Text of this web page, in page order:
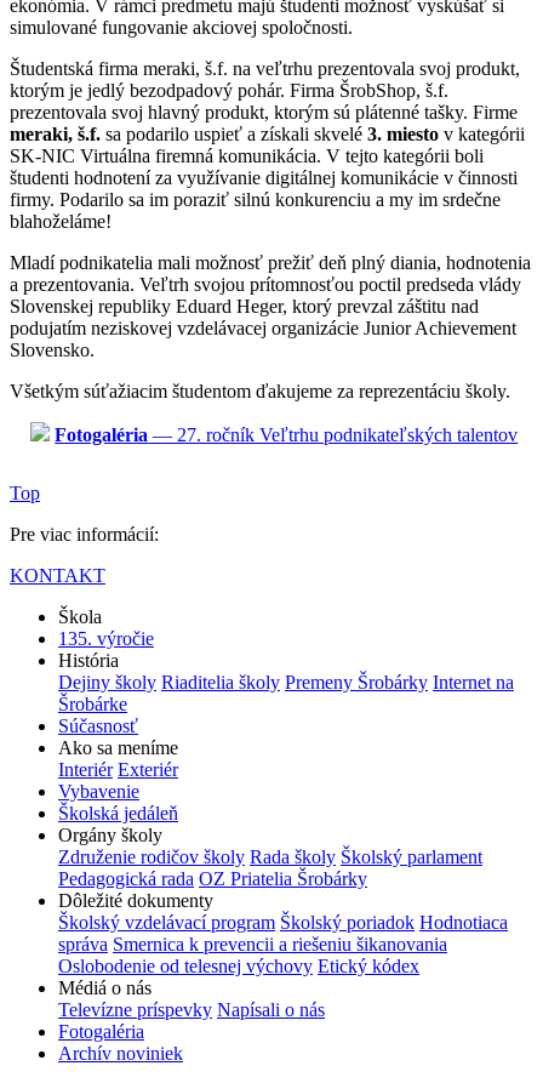
ekonómia. V rámci predmetu majú študenti možnosť vyskúšať si
simulované fungovanie akciovej spoločnosti.
Študentská firma meraki, š.f. na veľtrhu prezentovala svoj produkt,
ktorým je jedlý bezodpadový pohár. Firma ŠrobShop, š.f.
prezentovala svoj hlavný produkt, ktorým sú plátenné tašky. Firme
meraki, š.f. sa podarilo uspieť a získali skvelé 3. miesto v kategórii
SK-NIC Virtuálna firemná komunikácia. V tejto kategórii boli
študenti hodnotení za využívanie digitálnej komunikácie v činnosti
firmy. Podarilo sa im poraziť silnú konkurenciu a my im srdečne
blahoželáme!
Mladí podnikatelia mali možnosť prežiť deň plný diania, hodnotenia
a prezentovania. Veľtrh svojou prítomnosťou poctil predseda vlády
Slovenskej republiky Eduard Heger, ktorý prevzal záštitu nad
podujatím neziskovej vzdelávacej organizácie Junior Achievement
Slovensko.
Všetkým súťažiacim študentom ďakujeme za reprezentáciu školy.
Fotogaléria — 27. ročník Veľtrhu podnikateľských talentov
Top
Pre viac informácií:
KONTAKT
Škola
135. výročie
História
Dejiny školy Riaditelia školy Premeny Šrobárky Internet na
Šrobárke
Súčasnosť
Ako sa meníme
Interiér Exteriér
Vybavenie
Školská jedáleň
Orgány školy
Združenie rodičov školy Rada školy Školský parlament
Pedagogická rada OZ Priatelia Šrobárky
Dôležité dokumenty
Školský vzdelávací program Školský poriadok Hodnotiaca
správa Smernica k prevencii a riešeniu šikanovania
Oslobodenie od telesnej výchovy Etický kódex
Médiá o nás
Televízne príspevky Napísali o nás
Fotogaléria
Archív noviniek